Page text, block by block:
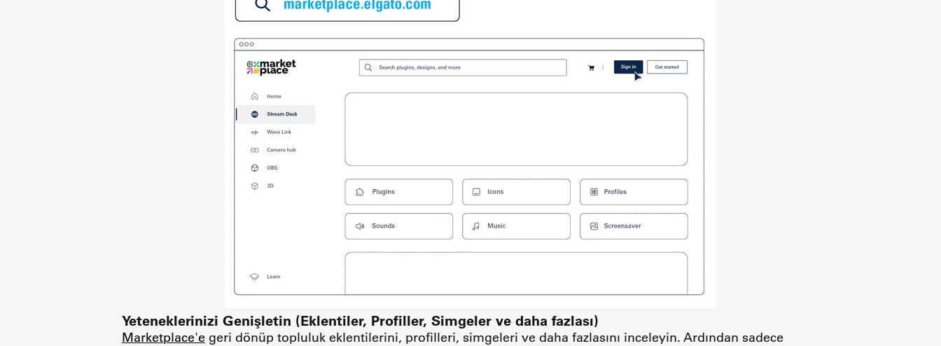
Yeteneklerinizi Genişletin (Eklentiler, Profiller, Simgeler ve daha fazlası)
Marketplace'e geri dönüp topluluk eklentilerini, profilleri, simgeleri ve daha fazlasını inceleyin. Ardından sadece